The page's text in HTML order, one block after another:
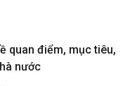
quan điểm, mục tiêu,
nước